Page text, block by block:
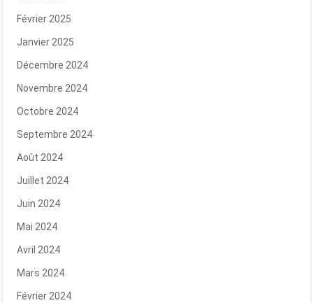
Février 2025
Janvier 2025
Décembre 2024
Novembre 2024
Octobre 2024
Septembre 2024
Août 2024
Juillet 2024
Juin 2024
Mai 2024
Avril 2024
Mars 2024
Février 2024